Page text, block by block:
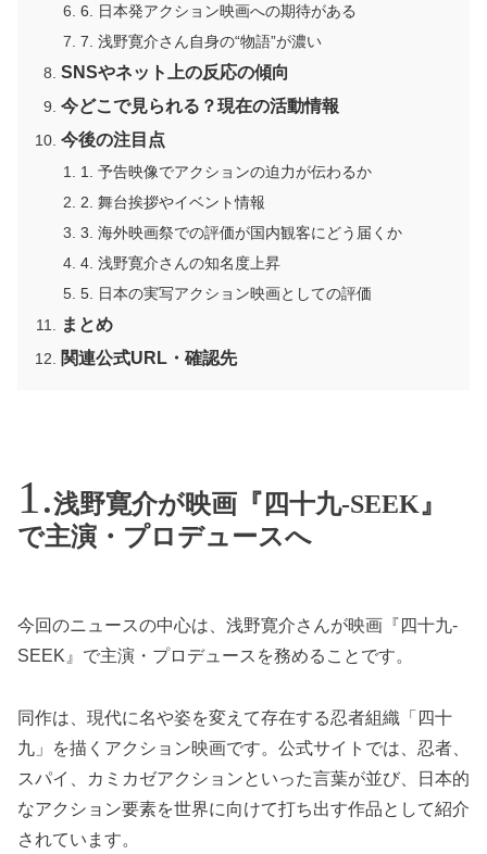
6. 日本発アクション映画への期待がある
7. 浅野寛介さん自身の“物語”が濃い
SNSやネット上の反応の傾向
今どこで見られる？現在の活動情報
今後の注目点
1. 予告映像でアクションの迫力が伝わるか
2. 舞台挨拶やイベント情報
3. 海外映画祭での評価が国内観客にどう届くか
4. 浅野寛介さんの知名度上昇
5. 日本の実写アクション映画としての評価
まとめ
関連公式URL・確認先
浅野寛介が映画『四十九-SEEK』
で主演・プロデュースへ
今回のニュースの中心は、浅野寛介さんが映画『四十九-
SEEK』で主演・プロデュースを務めることです。
同作は、現代に名や姿を変えて存在する忍者組織「四十
九」を描くアクション映画です。公式サイトでは、忍者、
スパイ、カミカゼアクションといった言葉が並び、日本的
なアクション要素を世界に向けて打ち出す作品として紹介
されています。